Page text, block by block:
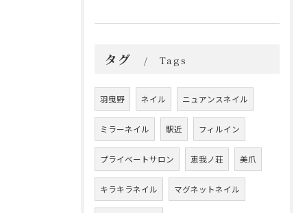
タグ Tags
羽曳野 ネイル ニュアンスネイル
ミラーネイル 駅近 フィルイン
プライベートサロン 恵我ノ荘 美爪
キラキラネイル マグネットネイル